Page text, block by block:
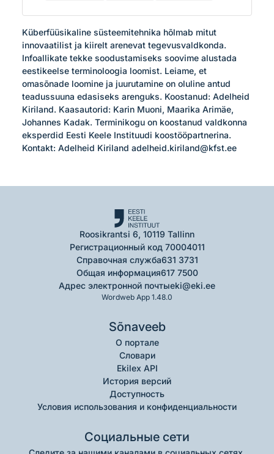
Küberfüüsikaline süsteemitehnika hõlmab mitut
innovaatilist ja kiirelt arenevat tegevusvaldkonda.
Infoallikate tekke soodustamiseks soovime alustada
eestikeelse terminoloogia loomist. Leiame, et
omasõnade loomine ja juurutamine on oluline antud
teadussuuna edasiseks arenguks. Koostanud: Adelheid
Kiriland. Kaasautorid: Karin Muoni, Maarika Arimäe,
Johannes Kadak. Terminikogu on koostanud valdkonna
eksperdid Eesti Keele Instituudi koostööpartnerina.
Kontakt: Adelheid Kiriland adelheid.kiriland@kfst.ee
Roosikrantsi 6, 10119 Tallinn
Регистрационный код 70004011
Справочная служба631 3731
Общая информация617 7500
Адрес электронной почтыeki@eki.ee
Wordweb App 1.48.0
Sõnaveeb
О портале
Словари
Ekilex API
История версий
Доступность
Условия использования и конфиденциальности
Социальные сети